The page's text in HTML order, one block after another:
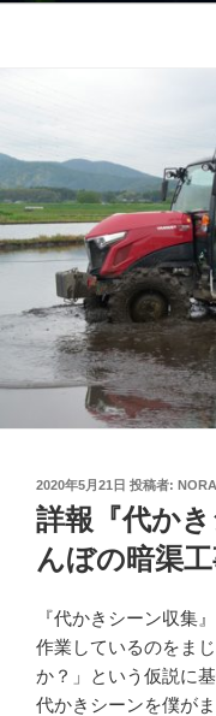
投
稿
日:
2020年5月21日 投稿者: NORA
詳報『代か
んぼの暗渠
『代かきシーン収集
作業しているのをま
か？」という仮説に
代かきシーンを僕が